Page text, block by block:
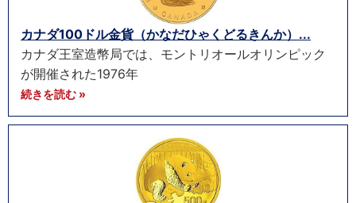
カナダ100ドル金貨（かなだひゃくどるきんか）...
カナダ王室造幣局では、モントリオールオリンピック
が開催された1976年
続きを読む »